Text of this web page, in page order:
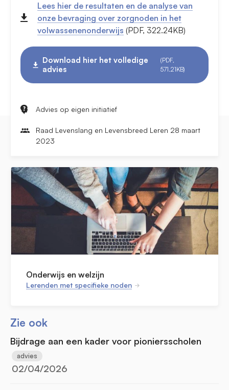
Lees hier de resultaten en de analyse van
onze bevraging over zorgnoden in het
volwassenenonderwijs (PDF, 322.24KB)
Download hier het volledige
advies
(PDF,
571.21KB)
Advies op eigen initiatief
Raad Levenslang en Levensbreed Leren 28 maart
2023
Onderwijs en welzijn
Lerenden met specifieke noden
Zie ook
Bijdrage aan een kader voor pioniersscholen
advies
02/04/2026